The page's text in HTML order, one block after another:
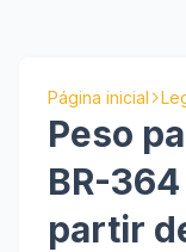
Página inicial
Peso
BR-
partir